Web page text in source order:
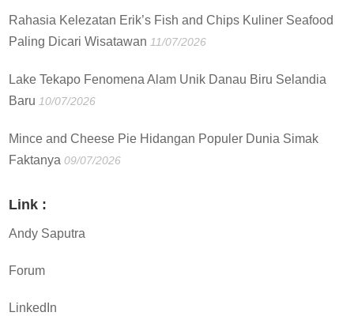
Rahasia Kelezatan Erik’s Fish and Chips Kuliner Seafood
Paling Dicari Wisatawan 11/07/2026
Lake Tekapo Fenomena Alam Unik Danau Biru Selandia
Baru 10/07/2026
Mince and Cheese Pie Hidangan Populer Dunia Simak
Faktanya 09/07/2026
Link :
Andy Saputra
Forum
LinkedIn